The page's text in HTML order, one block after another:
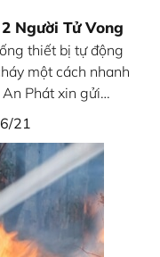
Người Tử Vong
thiết bị tự động
một cách nhanh
Phát xin gửi…
21